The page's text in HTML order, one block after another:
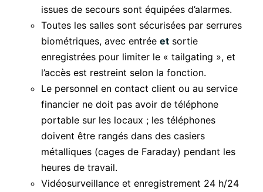
issues de secours sont équipées d’alarmes.
Toutes les salles sont sécurisées par serrures
biométriques, avec entréeet sortie
enregistrées pour limiter le « tailgating », et
l’accès est restreint selon la fonction.
Le personnel en contact client ou au service
financier ne doit pas avoir de téléphone
portable sur les locaux ; les téléphones
doivent être rangés dans des casiers
métalliques (cages de Faraday) pendant les
heures de travail.
Vidéosurveillance et enregistrement 24 h/24